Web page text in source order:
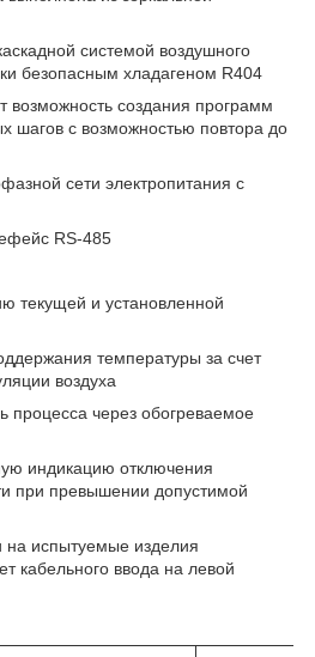
системой воздушного
безопасным хладагеном R404
возможность создания программ
шагов с возможностью повтора до
сети электропитания с
RS-485
текущей и установленной
температуры за счет
воздуха
процесса через обогреваемое
индикацию отключения
при превышении допустимой
на испытуемые изделия
кабельного ввода на левой